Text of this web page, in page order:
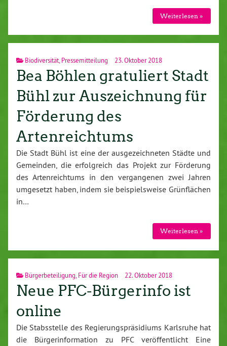
Weiterlesen »
Biodiversität Pressemitteilung 23. Oktober 2018
Bea Böhlen gratuliert Stadt
Bühl zur Auszeichnung für
Förderung des
Artenreichtums
Die Stadt Bühl ist eine der ausgezeichneten Städte und
Gemeinden, die erfolgreich das Projekt zur Förderung
des Artenreichtums in den vergangenen zwei Jahren
umgesetzt haben, indem sie beispielsweise Grünflächen
in…
Weiterlesen »
Bürgerbeteiligung,Für die Region 22. Oktober 2018
Neue PFC-Bürgerinfo ist
online
Die Stabsstelle des Regierungspräsidiums Karlsruhe hat
die Bürgerinformation zu PFC veröffentlicht Eine